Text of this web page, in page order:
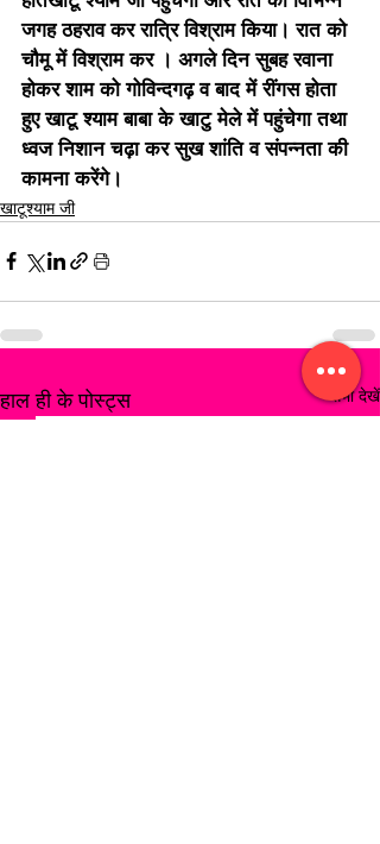
जगह ठहराव कर रात्रि विश्राम किया। रात को
चौमू में विश्राम कर । अगले दिन सुबह रवाना
होकर शाम को गोविन्दगढ़ व बाद में रींगस होता
हुए खाटू श्याम बाबा के खाटु मेले में पहुंचेगा तथा
ध्वज निशान चढ़ा कर सुख शांति व संपन्नता की
कामना करेंगे।
खाटूश्याम जी
हाल ही के पोस्ट्स सभी देखें